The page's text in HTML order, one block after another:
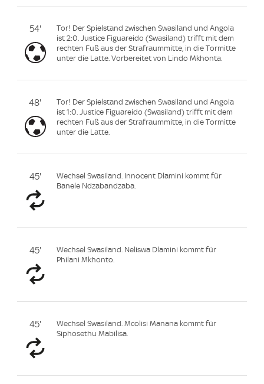
54'
Tor! Der Spielstand zwischen Swasiland und Angola
ist 2:0. Justice Figuareido (Swasiland) trifft mit dem
rechten Fuß aus der Strafraummitte, in die Tormitte
unter die Latte. Vorbereitet von Lindo Mkhonta.
48'
Tor! Der Spielstand zwischen Swasiland und Angola
ist 1:0. Justice Figuareido (Swasiland) trifft mit dem
rechten Fuß aus der Strafraummitte, in die Tormitte
unter die Latte.
45'
Wechsel Swasiland. Innocent Dlamini kommt für
Banele Ndzabandzaba.
45'
Wechsel Swasiland. Neliswa Dlamini kommt für
Philani Mkhonto.
45'
Wechsel Swasiland. Mcolisi Manana kommt für
Siphosethu Mabilisa.